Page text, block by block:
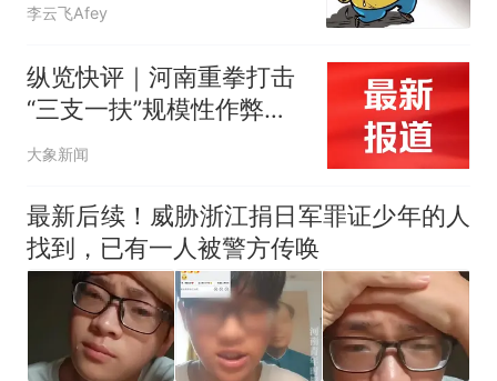
李云飞Afey
纵览快评｜河南重拳打击
“三支一扶”规模性作弊犯
罪，公平容不得肆意操弄
大象新闻
最新后续！威胁浙江捐日军罪证少年的人
找到，已有一人被警方传唤